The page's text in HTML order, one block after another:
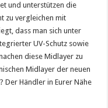
und unterstützen die
zu vergleichen mit
dass man sich unter
UV-Schutz sowie
diese Midlayer zu
Midlayer der neuen
Der Händler in Eurer Nähe